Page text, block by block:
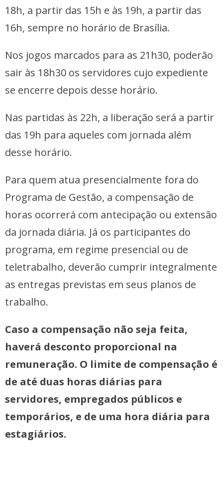
18h, a partir das 15h e às 19h, a partir das
16h, sempre no horário de Brasília.
Nos jogos marcados para as 21h30, poderão
sair às 18h30 os servidores cujo expediente
se encerre depois desse horário.
Nas partidas às 22h, a liberação será a partir
das 19h para aqueles com jornada além
desse horário.
Para quem atua presencialmente fora do
Programa de Gestão, a compensação de
horas ocorrerá com antecipação ou extensão
da jornada diária. Já os participantes do
programa, em regime presencial ou de
teletrabalho, deverão cumprir integralmente
as entregas previstas em seus planos de
trabalho.
Caso a compensação não seja feita,
haverá desconto proporcional na
remuneração. O limite de compensação é
de até duas horas diárias para
servidores, empregados públicos e
temporários, e de uma hora diária para
estagiários.